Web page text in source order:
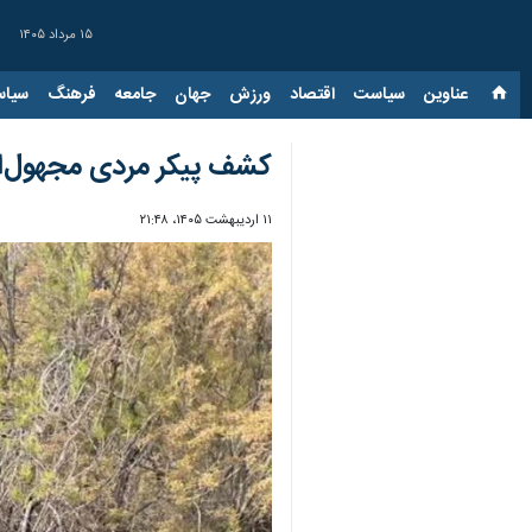
۱۵ مرداد ۱۴۰۵
عناوین‌ سیاست اقتصاد ورزش جهان جامعه فرهنگ
کشف پیکر مردی
۱۱ اردیبهشت ۱۴۰۵، ۲۱:۴۸